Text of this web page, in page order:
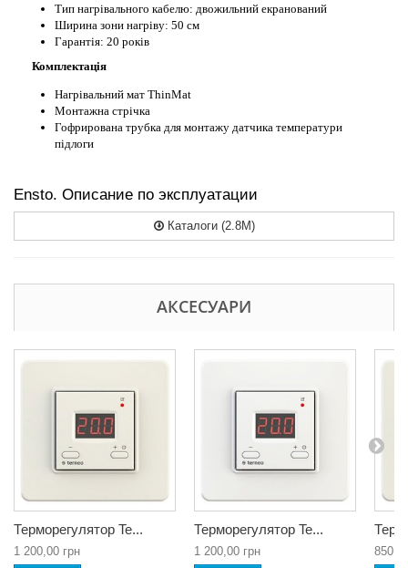
Тип нагрівального кабелю: двожильний екранований
Ширина зони нагріву: 50 см
Гарантія: 20 років
Комплектація
Нагрівальний мат ThinMat
Монтажна стрічка
Гофрирована трубка для монтажу датчика температури
підлоги
Ensto. Описание по эксплуатации
Каталоги (2.8M)
АКСЕСУАРИ
Терморегулятор Te...
1 200,00 грн
Терморегулятор Te...
1 200,00 грн